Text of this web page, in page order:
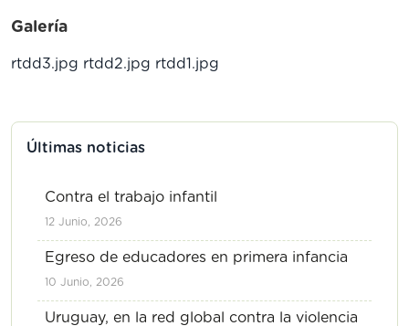
Galería
rtdd3.jpg rtdd2.jpg rtdd1.jpg
Últimas noticias
Contra el trabajo infantil
12 Junio, 2026
Egreso de educadores en primera infancia
10 Junio, 2026
Uruguay, en la red global contra la violencia